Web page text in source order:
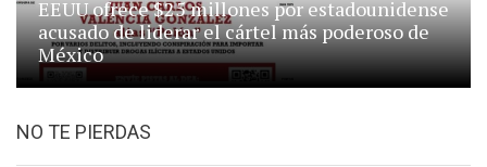
EEUU ofrece $25 millones por estadounidense
acusado de liderar el cártel más poderoso de
México
NO TE PIERDAS